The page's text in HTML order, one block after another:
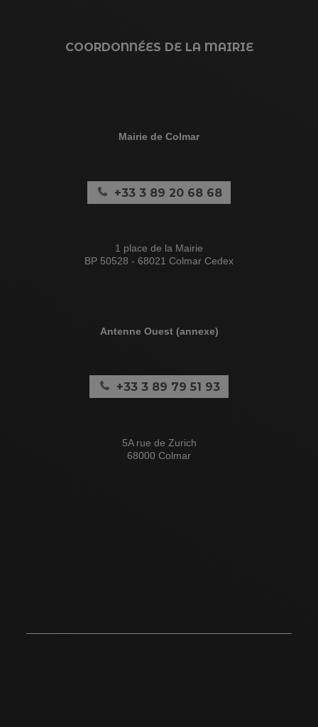
COORDONNÉES DE LA MAIRIE
Mairie de Colmar
+33 3 89 20 68 68
1 place de la Mairie
BP 50528 - 68021 Colmar Cedex
Antenne Ouest (annexe)
+33 3 89 79 51 93
5A rue de Zurich
68000 Colmar